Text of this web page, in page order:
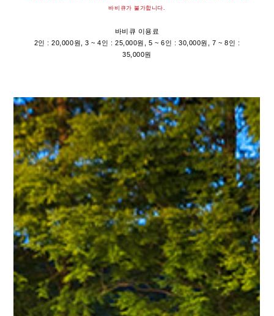
바비큐가 불가합니다.
바비큐 이용료
2인 : 20,000원, 3 ~ 4인 : 25,000원, 5 ~ 6인 : 30,000원, 7 ~ 8인 :
35,000원